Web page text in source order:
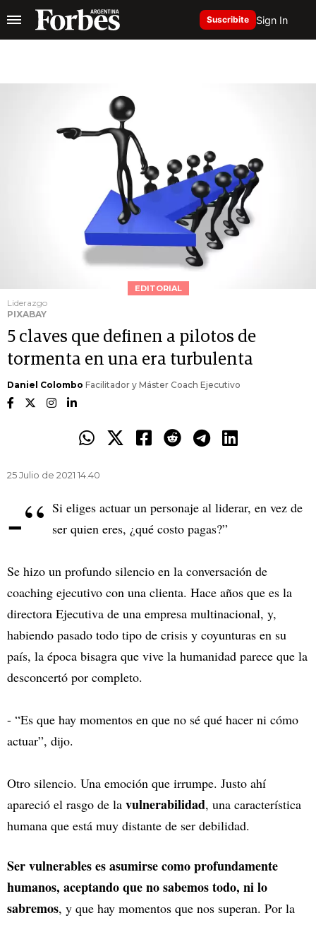
Suscribite Sign In
EDITORIAL
Liderazgo
PIXABAY
5 claves que definen a pilotos de
tormenta en una era turbulenta
Daniel Colombo Facilitador y Máster Coach Ejecutivo
25 Julio de 2021 14.40
-“ Si eliges actuar un personaje al liderar, en vez de
ser quien eres, ¿qué costo pagas?”
Se hizo un profundo silencio en la conversación de
coaching ejecutivo con una clienta. Hace años que es la
directora Ejecutiva de una empresa multinacional, y,
habiendo pasado todo tipo de crisis y coyunturas en su
país, la época bisagra que vive la humanidad parece que la
desconcertó por completo.
- “Es que hay momentos en que no sé qué hacer ni cómo
actuar”, dijo.
Otro silencio. Una emoción que irrumpe. Justo ahí
apareció el rasgo de la vulnerabilidad, una característica
humana que está muy distante de ser debilidad.
Ser vulnerables es asumirse como profundamente
humanos, aceptando que no sabemos todo, ni lo
sabremos, y que hay momentos que nos superan. Por la